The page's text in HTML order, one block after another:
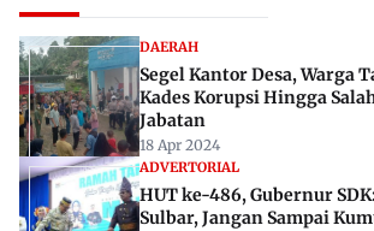
DAERAH
Segel Kantor Desa, Warga
Kades Korupsi Hingga
Jabatan
18 Apr 2024
ADVERTORIAL
HUT ke-486, Gubernur
Sulbar, Jangan Sampai